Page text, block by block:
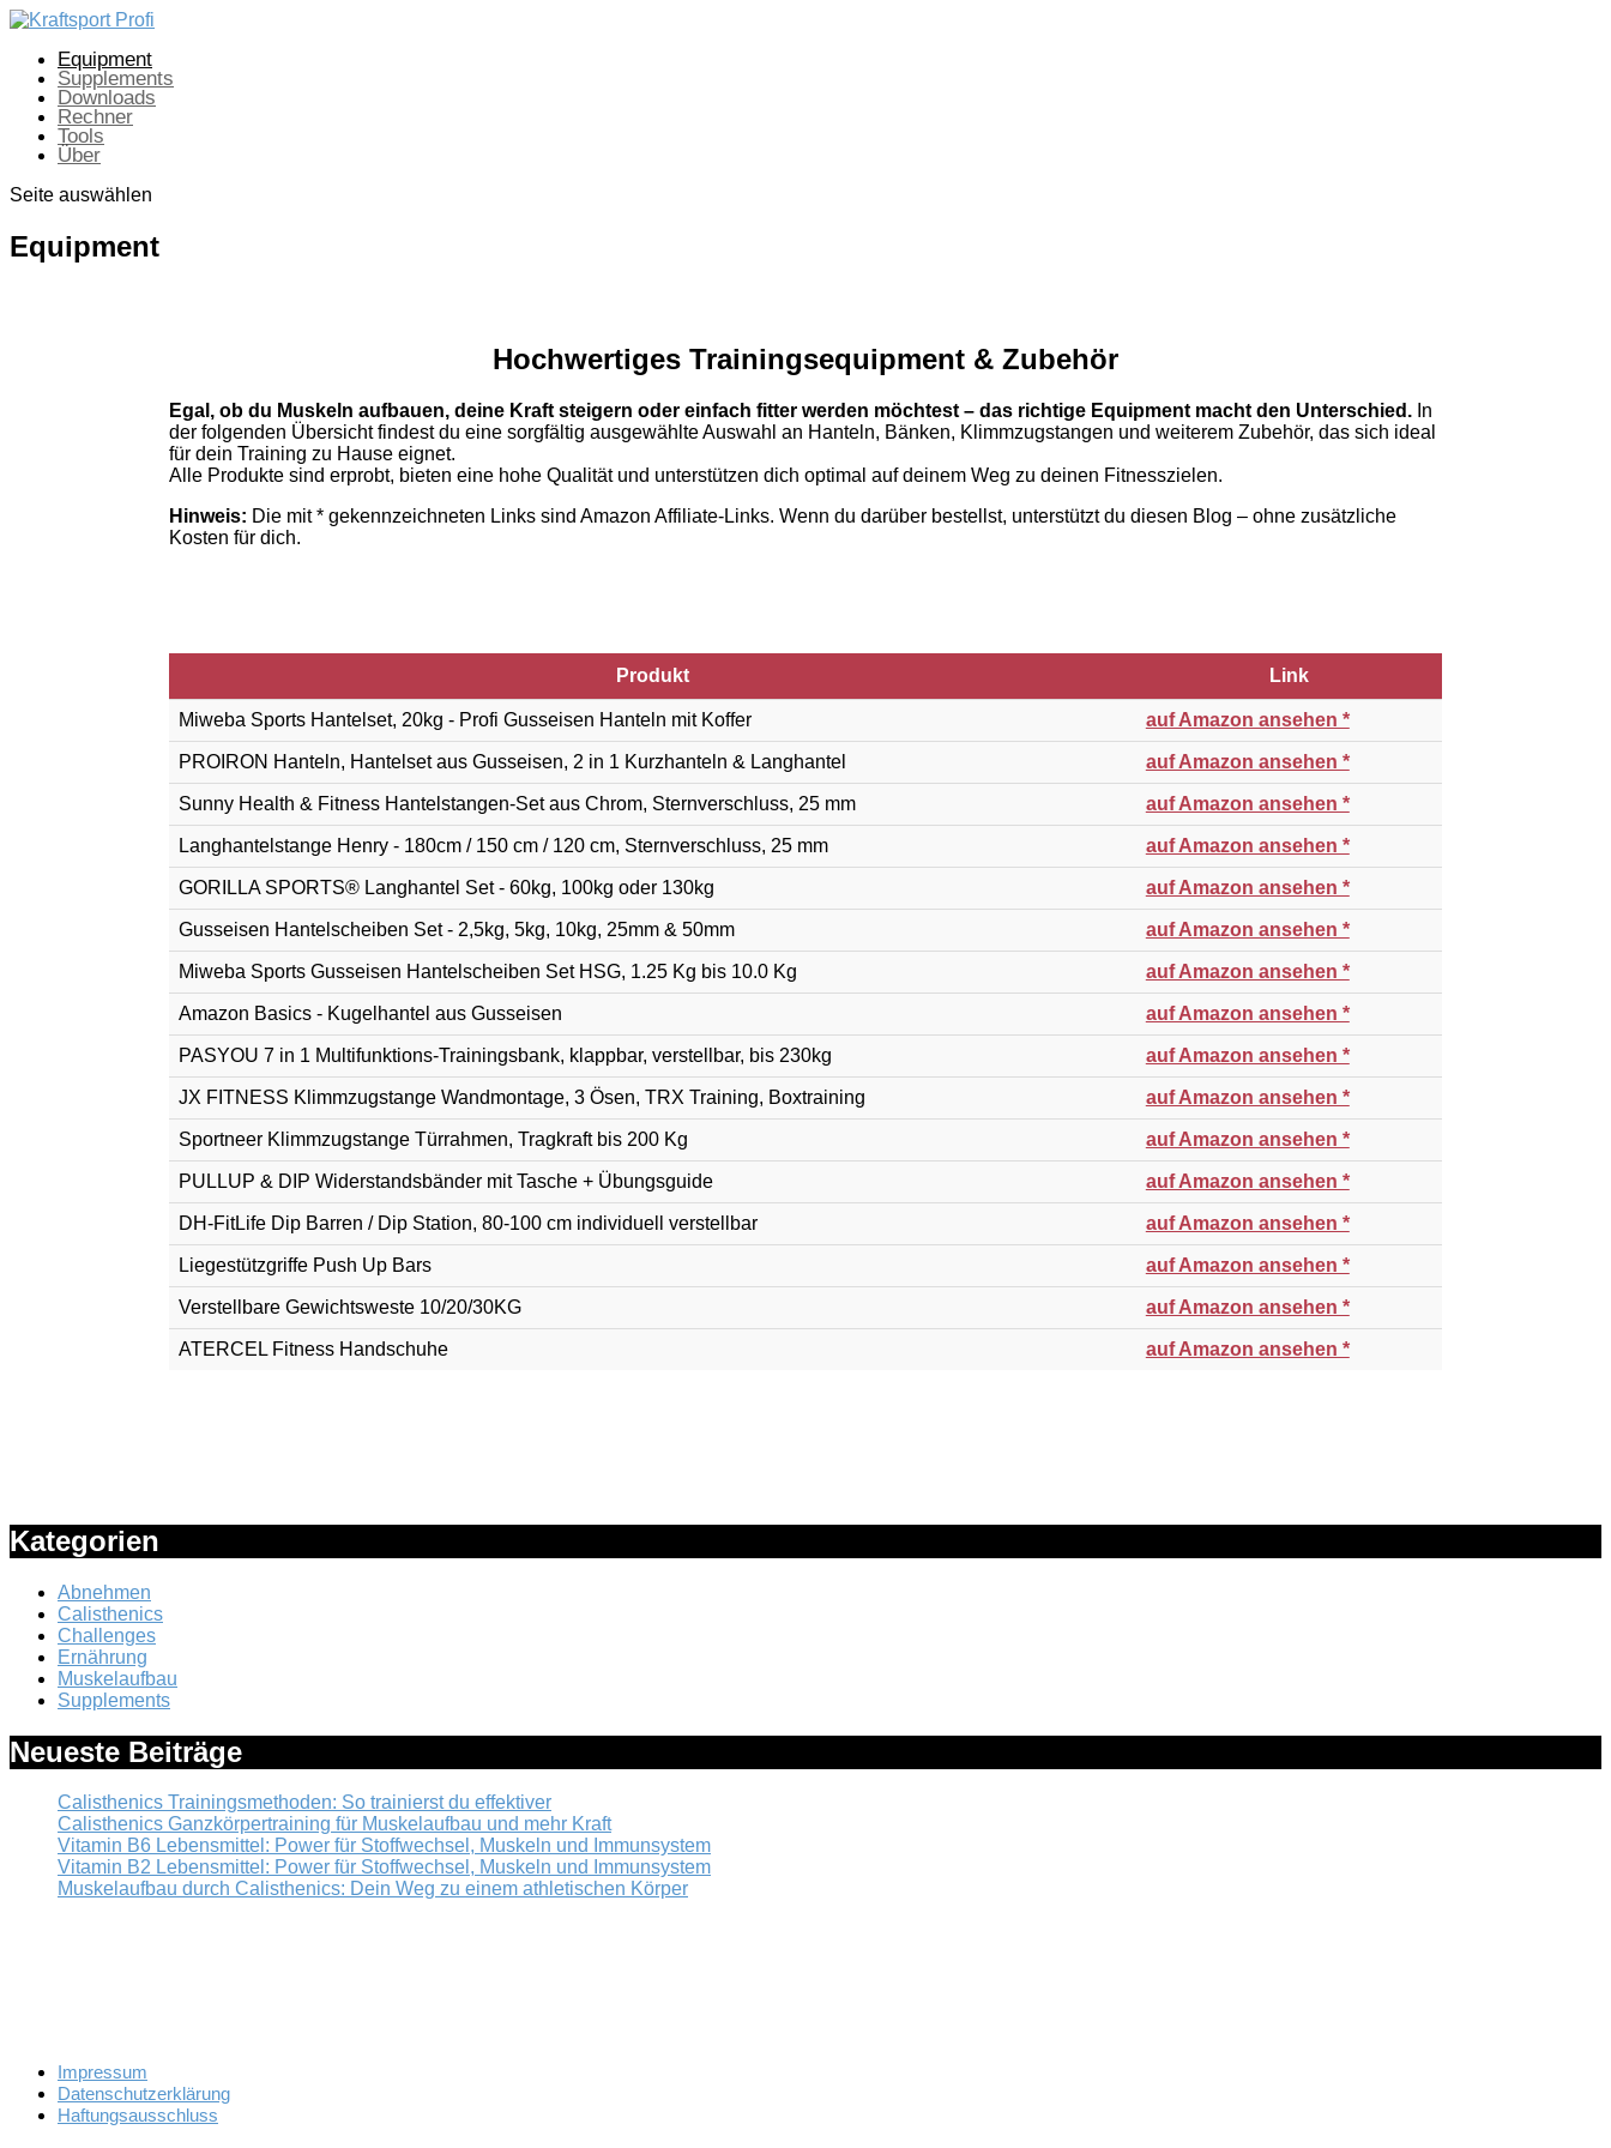
Equipment
Supplements
Downloads
Rechner
Tools
Über
Seite auswählen
Equipment
Hochwertiges Trainingsequipment & Zubehör
Egal, ob du Muskeln aufbauen, deine Kraft steigern oder einfach fitter werden möchtest – das richtige Equipment macht den Unterschied.In
der folgenden Übersicht findest du eine sorgfältig ausgewählte Auswahl an Hanteln, Bänken, Klimmzugstangen und weiterem Zubehör, das sich ideal
für dein Training zu Hause eignet.
Alle Produkte sind erprobt, bieten eine hohe Qualität und unterstützen dich optimal auf deinem Weg zu deinen Fitnesszielen.
Hinweis: Die mit * gekennzeichneten Links sind Amazon Affiliate-Links. Wenn du darüber bestellst, unterstützt du diesen Blog – ohne zusätzliche
Kosten für dich.
Produkt Link
Miweba Sports Hantelset, 20kg - Profi Gusseisen Hanteln mit Koffer auf Amazon ansehen *
PROIRON Hanteln, Hantelset aus Gusseisen, 2 in 1 Kurzhanteln & Langhantel auf Amazon ansehen *
Sunny Health & Fitness Hantelstangen-Set aus Chrom, Sternverschluss, 25 mm auf Amazon ansehen *
Langhantelstange Henry - 180cm / 150 cm / 120 cm, Sternverschluss, 25 mm auf Amazon ansehen *
GORILLA SPORTS® Langhantel Set - 60kg, 100kg oder 130kg auf Amazon ansehen *
Gusseisen Hantelscheiben Set - 2,5kg, 5kg, 10kg, 25mm & 50mm auf Amazon ansehen *
Miweba Sports Gusseisen Hantelscheiben Set HSG, 1.25 Kg bis 10.0 Kg auf Amazon ansehen *
Amazon Basics - Kugelhantel aus Gusseisen auf Amazon ansehen *
PASYOU 7 in 1 Multifunktions-Trainingsbank, klappbar, verstellbar, bis 230kg auf Amazon ansehen *
JX FITNESS Klimmzugstange Wandmontage, 3 Ösen, TRX Training, Boxtraining auf Amazon ansehen *
Sportneer Klimmzugstange Türrahmen, Tragkraft bis 200 Kg auf Amazon ansehen *
PULLUP & DIP Widerstandsbänder mit Tasche + Übungsguide auf Amazon ansehen *
DH-FitLife Dip Barren / Dip Station, 80-100 cm individuell verstellbar auf Amazon ansehen *
Liegestützgriffe Push Up Bars auf Amazon ansehen *
Verstellbare Gewichtsweste 10/20/30KG auf Amazon ansehen *
ATERCEL Fitness Handschuhe auf Amazon ansehen *
Kategorien
Abnehmen
Calisthenics
Challenges
Ernährung
Muskelaufbau
Supplements
Neueste Beiträge
Calisthenics Trainingsmethoden: So trainierst du effektiver
Calisthenics Ganzkörpertraining für Muskelaufbau und mehr Kraft
Vitamin B6 Lebensmittel: Power für Stoffwechsel, Muskeln und Immunsystem
Vitamin B2 Lebensmittel: Power für Stoffwechsel, Muskeln und Immunsystem
Muskelaufbau durch Calisthenics: Dein Weg zu einem athletischen Körper
Impressum
Datenschutz­erklärung
Haftungsausschluss